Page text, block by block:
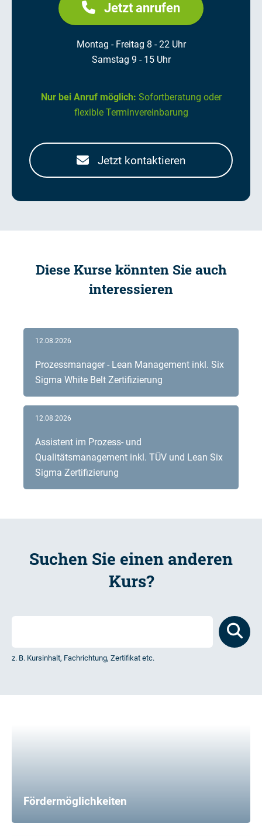
Jetzt anrufen
Montag - Freitag 8 - 22 Uhr
Samstag 9 - 15 Uhr
Nur bei Anruf möglich: Sofortberatung oder
flexible Terminvereinbarung
Jetzt kontaktieren
Diese Kurse könnten Sie auch
interessieren
Prozessmanager - Lean Management inkl. Six
Sigma White Belt Zertifizierung
12.08.2026
Assistent im Prozess- und
Qualitätsmanagement inkl. TÜV und Lean Six
Sigma Zertifizierung
12.08.2026
Suchen Sie einen anderen
Kurs?
z. B. Kursinhalt, Fachrichtung, Zertifikat etc.
Fördermöglichkeiten